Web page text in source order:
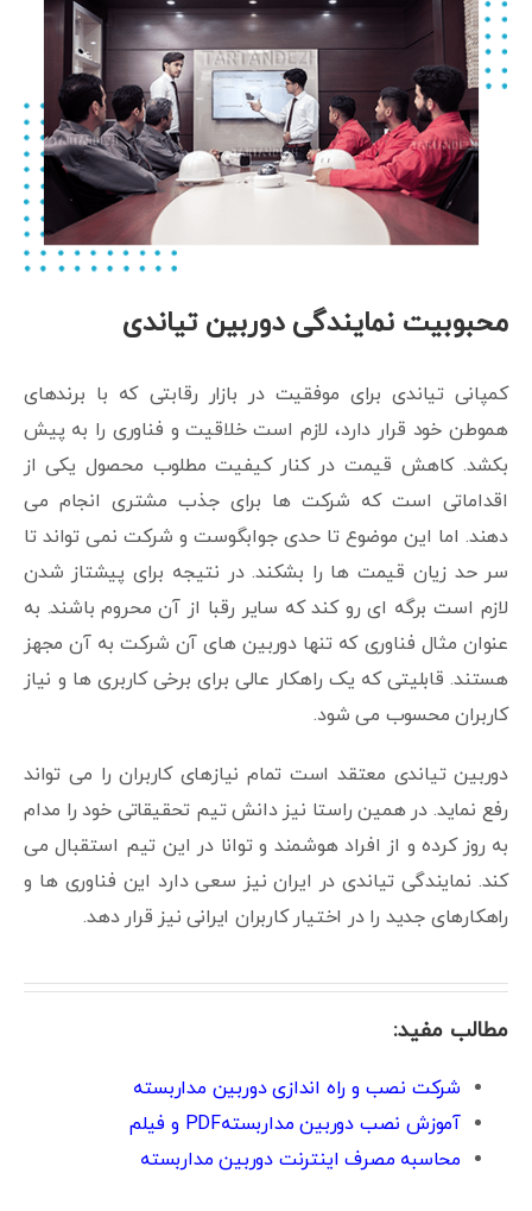
محبوبیت نمایندگی دوربین تیاندی
کمپانی تیاندی برای موفقیت در بازار رقابتی که با برندهای
هموطن خود قرار دارد، لازم است خلاقیت و فناوری را به پیش
بکشد. کاهش قیمت در کنار کیفیت مطلوب محصول یکی از
اقداماتی است که شرکت ها برای جذب مشتری انجام می
دهند. اما این موضوع تا حدی جوابگوست و شرکت نمی تواند تا
سر حد زیان قیمت ها را بشکند. در نتیجه برای پیشتاز شدن
لازم است برگه ای رو کند که سایر رقبا از آن محروم باشند. به
عنوان مثال فناوری که تنها دوربین های آن شرکت به آن مجهز
هستند. قابلیتی که یک راهکار عالی برای برخی کاربری ها و نیاز
کاربران محسوب می شود.
دوربین تیاندی معتقد است تمام نیازهای کاربران را می تواند
رفع نماید. در همین راستا نیز دانش تیم تحقیقاتی خود را مدام
به روز کرده و از افراد هوشمند و توانا در این تیم استقبال می
کند. نمایندگی تیاندی در ایران نیز سعی دارد این فناوری ها و
راهکارهای جدید را در اختیار کاربران ایرانی نیز قرار دهد.
مطالب مفید:
شرکت نصب و راه اندازی دوربین مداربسته
آموزش نصب دوربین مداربستهPDF و فیلم
محاسبه مصرف اینترنت دوربین مداربسته